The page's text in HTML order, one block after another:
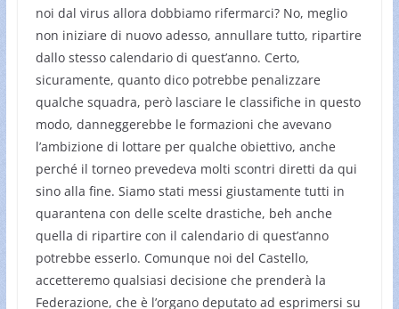
noi dal virus allora dobbiamo rifermarci? No, meglio
non iniziare di nuovo adesso, annullare tutto, ripartire
dallo stesso calendario di quest’anno. Certo,
sicuramente, quanto dico potrebbe penalizzare
qualche squadra, però lasciare le classifiche in questo
modo, danneggerebbe le formazioni che avevano
l’ambizione di lottare per qualche obiettivo, anche
perché il torneo prevedeva molti scontri diretti da qui
sino alla fine. Siamo stati messi giustamente tutti in
quarantena con delle scelte drastiche, beh anche
quella di ripartire con il calendario di quest’anno
potrebbe esserlo. Comunque noi del Castello,
accetteremo qualsiasi decisione che prenderà la
Federazione, che è l’organo deputato ad esprimersi su